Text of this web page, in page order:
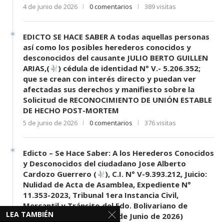
4 de junio de 2026 0 comentarios 389 visitas
EDICTO SE HACE SABER A todas aquellas personas
así como los posibles herederos conocidos y
desconocidos del causante JULIO BERTO GUILLEN
ARIAS,(
) cédula de identidad N° V.- 5.206.352;
que se crean con interés directo y puedan ver
afectadas sus derechos y manifiesto sobre la
Solicitud de RECONOCIMIENTO DE UNIÓN ESTABLE
DE HECHO POST-MORTEM
5 de junio de 2026 0 comentarios 376 visitas
Edicto – Se Hace Saber: A los Herederos Conocidos
y Desconocidos del ciudadano Jose Alberto
Cardozo Guerrero (
), C.I. N° V-9.393.212, Juicio:
Nulidad de Acta de Asamblea, Expediente N°
11.353-2023, Tribunal 1era Instancia Civil,
Mercantil y Tránsito del Edo. Bolivariano de
Mérida, sede El Vigía. (11 de Junio de 2026)
LEA TAMBIÉN